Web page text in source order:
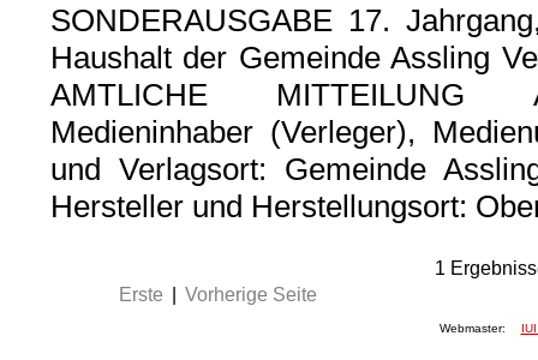
SONDERAUSGABE 17.
Haushalt der Gemeinde Assling
AMTLICHE MITTEILUNG
Medieninhaber (Verleger),
und Verlagsort: Gemeinde
Hersteller und Herstellungsort:
1
Erste
Vorherige Seite
Webmaster: